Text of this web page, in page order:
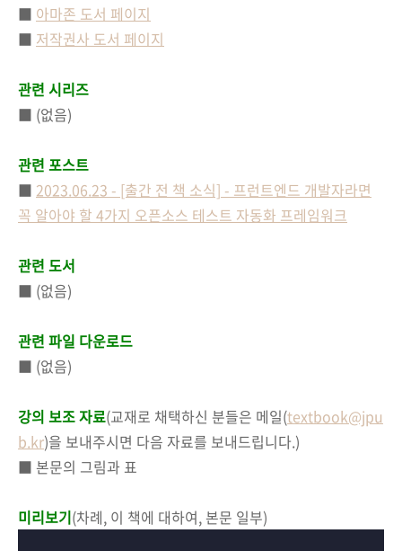
■ 아마존 도서 페이지
■ 저작권사 도서 페이지
관련 시리즈
■ (없음)
관련 포스트
■ 2023.06.23 - [출간 전 책 소식] - 프런트엔드 개발자라면
꼭 알아야 할 4가지 오픈소스 테스트 자동화 프레임워크
관련 도서
■ (없음)
관련 파일 다운로드
■ (없음)
강의 보조 자료(교재로 채택하신 분들은 메일(textbook@jpu
b.kr)을 보내주시면 다음 자료를 보내드립니다.)
■ 본문의 그림과 표
미리보기(차례, 이 책에 대하여, 본문 일부)